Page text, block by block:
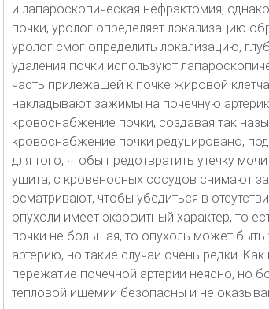
и лапароскопическая нефрэктомия,
почки, уролог определяет локализацию
уролог смог определить локализацию,
удаления почки используют
часть прилежащей к почке жировой
накладывают зажимы на почечную
кровоснабжение почки, создавая так
кровоснабжение почки редуцировано,
для того, чтобы предотвратить утечку
ушита, с кровеносных сосудов снимают
осматривают, чтобы убедиться в
опухоли имеет экзофитный характер, то
почки не большая, то опухоль может
артерию, но такие случаи очень редки.
пережатие почечной артерии неясно, но
тепловой ишемии безопасны и не